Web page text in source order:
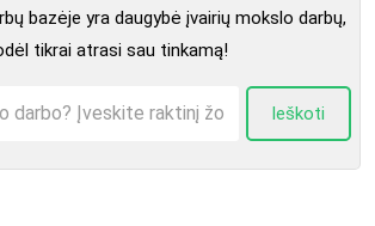
bazėje yra daugybė įvairių mokslo darbų,
tikrai atrasi sau tinkamą!
Ieškoti